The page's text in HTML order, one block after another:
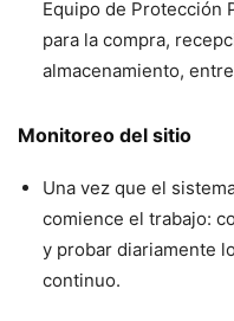
Equipo de Protección
para la compra,
almacenamiento,
Monitoreo del sitio
Una vez que el
comience el trabajo:
y probar diariamente
continuo.